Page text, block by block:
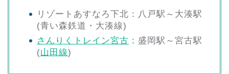
リゾートあすなろ下北：八戸駅～大湊駅
(青い森鉄道・大湊線)
さんりくトレイン宮古 ：盛岡駅～宮古駅
(山田線)